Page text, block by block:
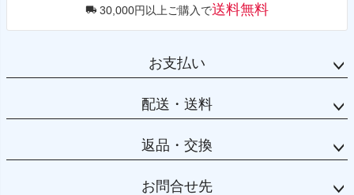
30,000円以上ご購入で送料無料
お支払い
配送・送料
返品・交換
お問合せ先